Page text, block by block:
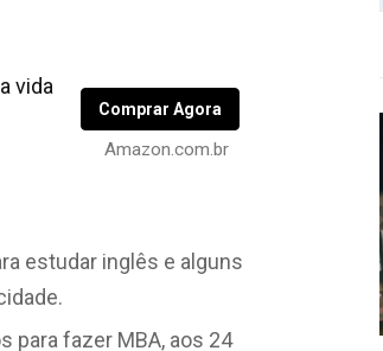
vida
Comprar Agora
Amazon.com.br
estudar inglês e alguns
para fazer MBA, aos 24